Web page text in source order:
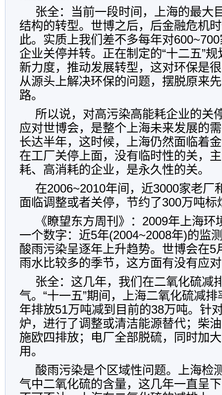
张全：当前一段时间，上海的最大
结构的转型。世博之后，后金融危机
此。实质上我们差不多每年对
企业关停并转。正在制定的“十二五”
新力度，推动发展转型，这对环保是
从源头上解决环保的问题，摆脱原来
路。
所以说，对高污染高能耗企业的关
应对世博会，是整个上海未来发展的
长达半年，这时候，上海仍然面临着
在工厂关停上面，没有临时性的关，
耗、高消耗的企业，是永久性的关。
在2006~2010年间，近3000家老厂
面临调整或者关停，节约了300万吨标
《瞭望东方周刊》：2009年上海
一个数字：近5年(2004~2008年)的监
酸雨污染呈逐年上升趋势。世博会在5
雨水比较多的季节，这方面有没有应
张全：这几年，我们在二氧化硫减
气。“十一五”期间，上海二氧化硫减
年排放51万吨减到目前的38万吨。针
炉，进行了调整或清洁能源替代；柴
施欧四排放；电厂全部脱硫，同时加
用。
酸雨污染是个区域性问题。上海检
气中二氧化硫的含量，这几年一直呈